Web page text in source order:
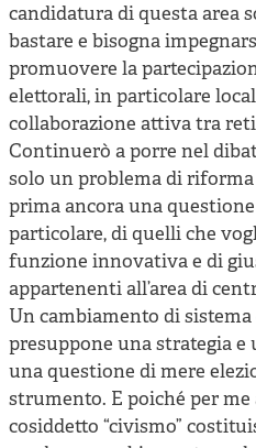
candidatura di questa area
bastare e bisogna
promuovere la
elettorali, in particolare
collaborazione attiva tra
Continuerò a porre nel
solo un problema di
prima ancora una
particolare, di quelli che
funzione innovativa e di
appartenenti all’area di
Un cambiamento di
presuppone una strategia e
una questione di mere
strumento. E poiché per
cosiddetto “civismo”